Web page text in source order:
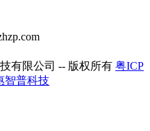
有限公司 -- 版权所有 粤ICP
智普科技